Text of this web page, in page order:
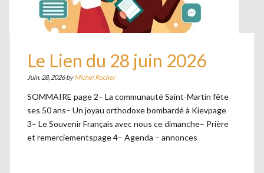
Le Lien du 28 juin 2026
Juin. 28, 2026 byMichel Rocher
SOMMAIRE page 2– La communauté Saint-Martin fête
ses 50 ans– Un joyau orthodoxe bombardé à Kievpage
3– Le Souvenir Français avec nous ce dimanche– Prière
et remerciementspage 4– Agenda – annonces